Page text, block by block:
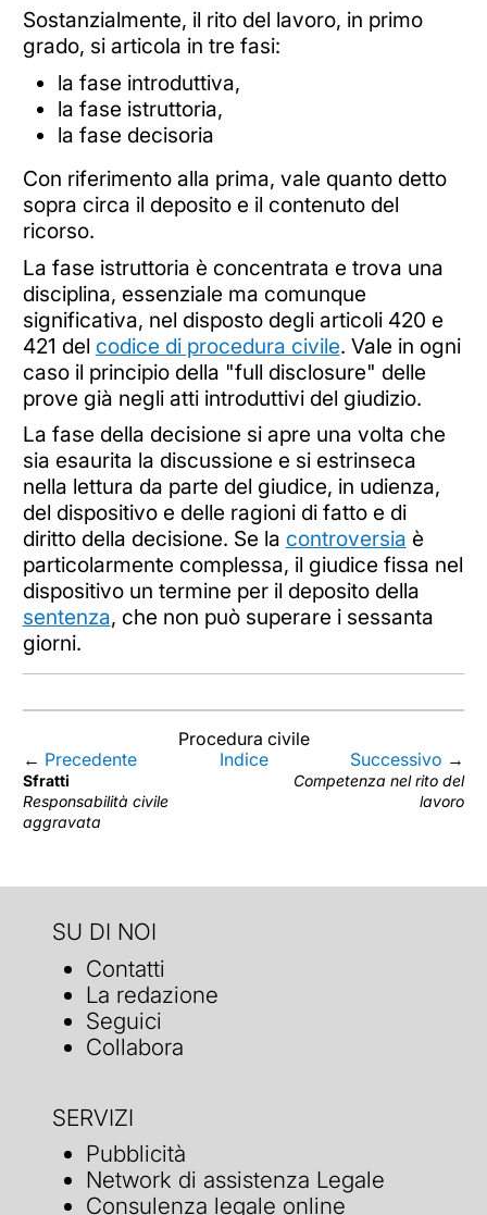
Sostanzialmente, il rito del lavoro, in primo
grado, si articola in tre fasi:
la fase introduttiva,
la fase istruttoria,
la fase decisoria
Con riferimento alla prima, vale quanto detto
sopra circa il deposito e il contenuto del
ricorso.
La fase istruttoria è concentrata e trova una
disciplina, essenziale ma comunque
significativa, nel disposto degli articoli 420 e
421 del codice di procedura civile. Vale in ogni
caso il principio della "full disclosure" delle
prove già negli atti introduttivi del giudizio.
La fase della decisione si apre una volta che
sia esaurita la discussione e si estrinseca
nella lettura da parte del giudice, in udienza,
del dispositivo e delle ragioni di fatto e di
diritto della decisione. Se la controversia è
particolarmente complessa, il giudice fissa nel
dispositivo un termine per il deposito della
sentenza, che non può superare i sessanta
giorni.
Procedura civile
← Precedente
Sfratti
Responsabilità civile
aggravata
Indice Successivo →
Competenza nel rito del
lavoro
SU DI NOI
Contatti
La redazione
Seguici
Collabora
SERVIZI
Pubblicità
Network di assistenza Legale
Consulenza legale online